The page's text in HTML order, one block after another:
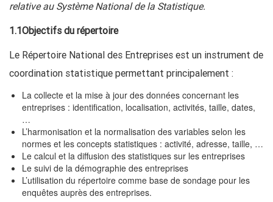
relative au Système National de la Statistique.
1.1Objectifs du répertoire
Le Répertoire National des Entreprises est un instrument de
coordination statistique permettant principalement :
La collecte et la mise à jour des données concernant les
entreprises : identification, localisation, activités, taille, dates,
…
L’harmonisation et la normalisation des variables selon les
normes et les concepts statistiques : activité, adresse, taille, …
Le calcul et la diffusion des statistiques sur les entreprises
Le suivi de la démographie des entreprises
L’utilisation du répertoire comme base de sondage pour les
enquêtes auprès des entreprises.​​​​​​​